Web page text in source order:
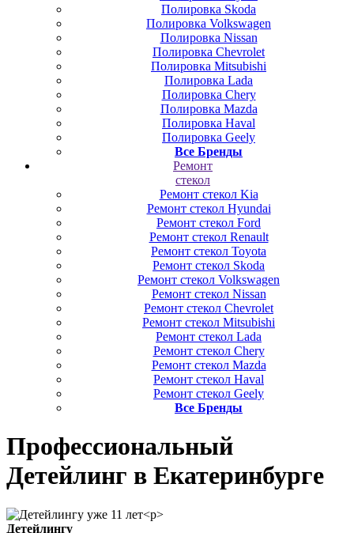
Полировка Skoda
Полировка Volkswagen
Полировка Nissan
Полировка Chevrolet
Полировка Mitsubishi
Полировка Lada
Полировка Chery
Полировка Mazda
Полировка Haval
Полировка Geely
Все Бренды
Ремонт
стекол
Ремонт стекол Kia
Ремонт стекол Hyundai
Ремонт стекол Ford
Ремонт стекол Renault
Ремонт стекол Toyota
Ремонт стекол Skoda
Ремонт стекол Volkswagen
Ремонт стекол Nissan
Ремонт стекол Chevrolet
Ремонт стекол Mitsubishi
Ремонт стекол Lada
Ремонт стекол Chery
Ремонт стекол Mazda
Ремонт стекол Haval
Ремонт стекол Geely
Все Бренды
Профессиональный
Детейлинг в Екатеринбурге
Детейлингу